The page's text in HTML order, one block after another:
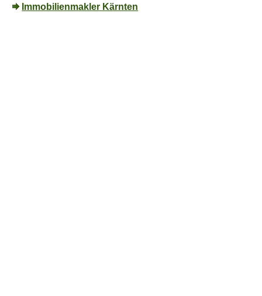
Immobilienmakler Kärnten